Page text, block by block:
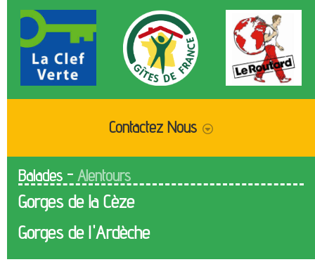
Contactez Nous
Adresse email
Message
Balades - Alentours
Gorges de la Cèze
Gorges de l'Ardèche